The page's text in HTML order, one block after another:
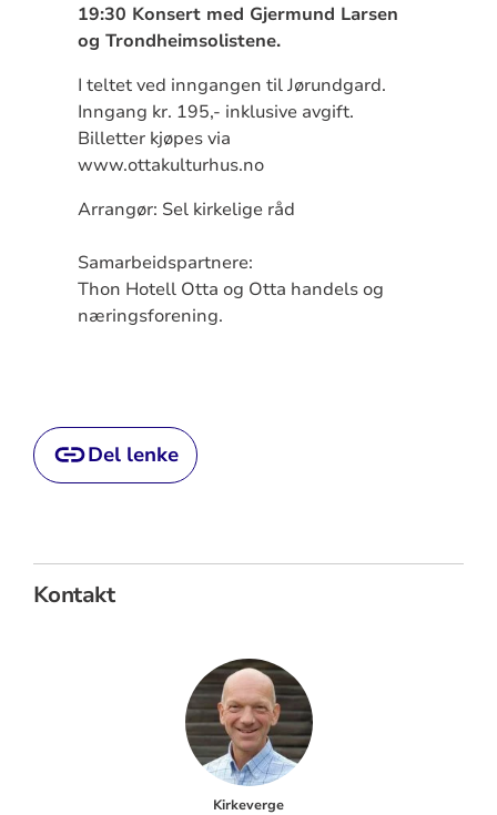
19:30 Konsert med Gjermund Larsen
og Trondheimsolistene.
I teltet ved inngangen til Jørundgard.
Inngang kr. 195,- inklusive avgift.
Billetter kjøpes via
www.ottakulturhus.no
Arrangør: Sel kirkelige råd
Samarbeidspartnere:
Thon Hotell Otta og Otta handels og
næringsforening.
Del lenke
Kontakt
Kirkeverge